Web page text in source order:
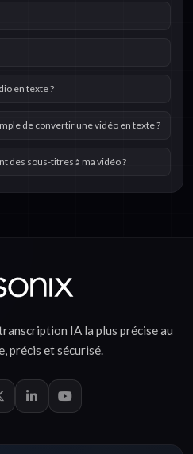
en texte ?
de convertir une vidéo en texte ?
des sous-titres à ma vidéo ?
IAla plus précise au
,précis etsécurisé.